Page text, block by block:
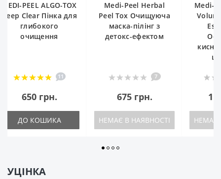
Medi-Peel Herbal
Peel Tox Очищуюча
маска-пілінг з
детокс-ефектом
7
675 грн.
НЕМАЄ В НАЯВНОСТІ
Medi-peel Peptide 9
Volume White Cica
Essence PRO
Освітлююча
0
1 050 грн.
НЕМАЄ В НАЯВНОСТІ
MEDI-
НЕМАЄ
УЦІНКА